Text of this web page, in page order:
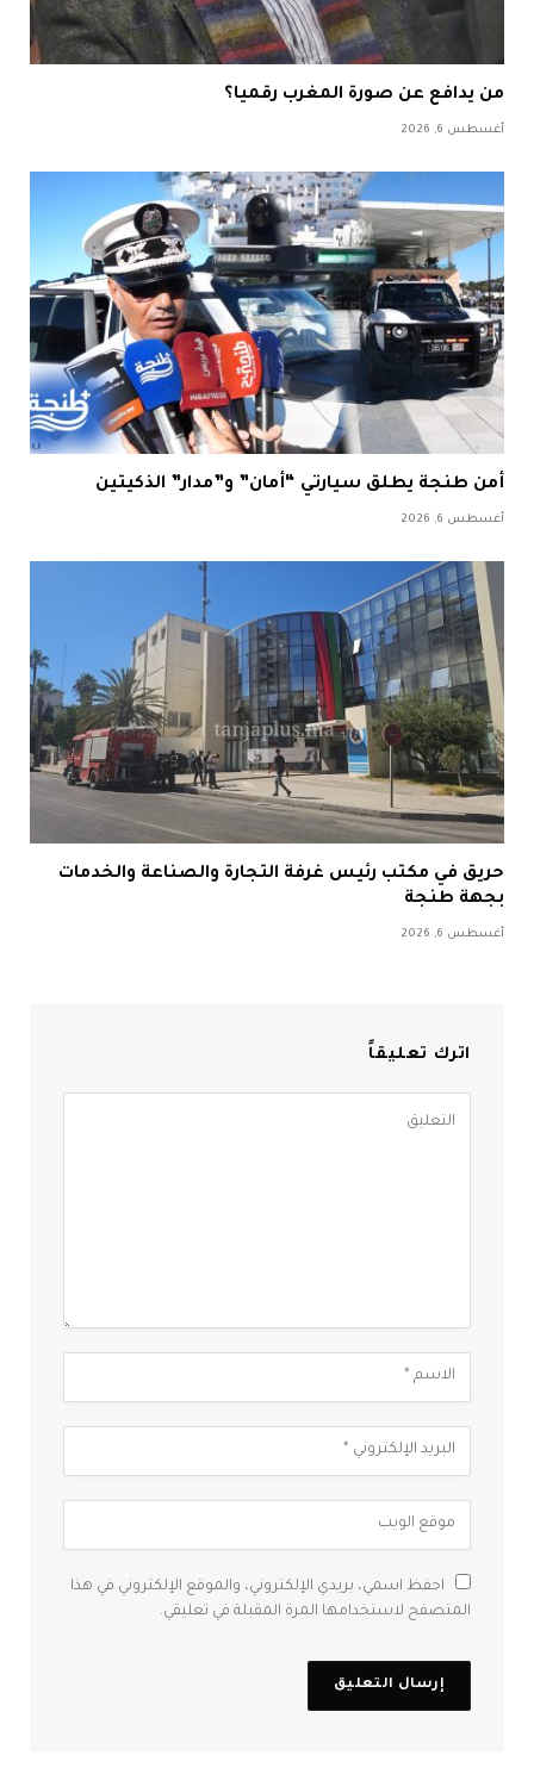
من يدافع عن صورة المغرب رقميا؟
أغسطس 6, 2026
أمن طنجة يطلق سيارتي “أمان” و”مدار” الذكيتين
أغسطس 6, 2026
حريق في مكتب رئيس غرفة التجارة والصناعة والخدمات
بجهة طنجة
أغسطس 6, 2026
اترك تعليقاً
احفظ اسمي، بريدي الإلكتروني، والموقع الإلكتروني في هذا
المتصفح لاستخدامها المرة المقبلة في تعليقي.